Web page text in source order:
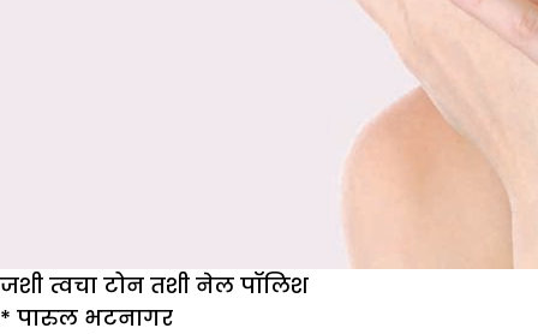
जशी त्वचा टोन तशी नेल पॉलिश
* पारुल भटनागर